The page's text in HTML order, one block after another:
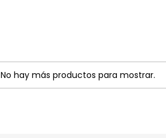
No hay más productos para mostrar.